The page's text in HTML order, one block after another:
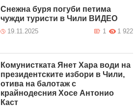
Снежна буря погуби петима
чужди туристи в Чили ВИДЕО
19.11.2025 1 922
1
Комунистката Янет Хара води на
президентските избори в Чили,
отива на балотаж с
крайнодесния Хосе Антонио
Каст